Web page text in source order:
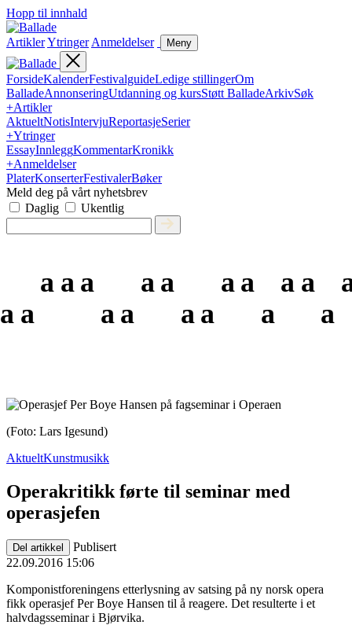
Hopp til innhald
ArtiklerYtringer Anmeldelser Meny
ForsideKalenderFestivalguideLedige stillingerOm
BalladeAnnonseringUtdanning og kursStøtt BalladeArkivSøk
+Artikler
AktueltNotisIntervjuReportasjeSerier
+Ytringer
EssayInnleggKommentarKronikk
+Anmeldelser
PlaterKonserterFestivalerBøker
Meld deg på vårt nyhetsbrev
Daglig
Ukentlig
a
a
a
a
a
a
(Foto: Lars Igesund)
AktueltKunstmusikk
Operakritikk førte til seminar med
operasjefen
Del artikkel
Publisert
22.09.2016 15:06
Komponistforeningens etterlysning av satsing på ny norsk opera
fikk operasjef Per Boye Hansen til å reagere. Det resulterte i et
halvdagsseminar i Bjørvika.